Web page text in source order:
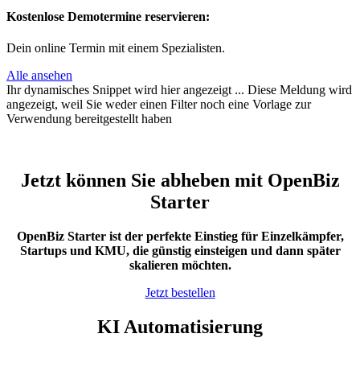
Kostenlose Demotermine reservieren:
Dein online Termin mit einem Spezialisten.
Alle ansehen
Ihr dynamisches Snippet wird hier angezeigt ... Diese Meldung wird
angezeigt, weil Sie weder einen Filter noch eine Vorlage zur
Verwendung bereitgestellt haben
Jetzt können Sie abheben mit OpenBiz
Starter
OpenBiz Starter ist der perfekte Einstieg für Einzelkämpfer,
Startups und KMU, die günstig einsteigen und dann später
skalieren möchten.
Jetzt bestellen
KI Automatisierung